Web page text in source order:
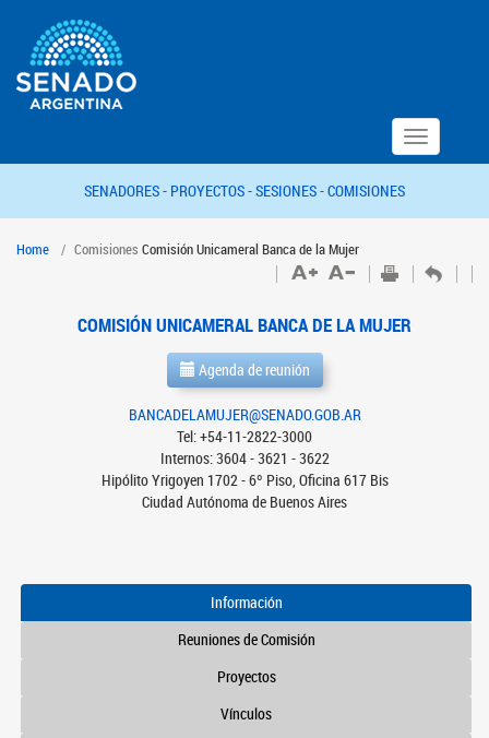
Toggle
navigation
SENADORES - PROYECTOS -SESIONES -COMISIONES
Home Comisiones Comisión Unicameral Banca de la Mujer
COMISIÓN UNICAMERAL BANCA DE LA MUJER
Agenda de reunión
BANCADELAMUJER@SENADO.GOB.AR
Tel: +54-11-2822-3000
Internos: 3604 - 3621 - 3622
Hipólito Yrigoyen 1702 - 6º Piso, Oficina 617 Bis
Ciudad Autónoma de Buenos Aires
Información
Reuniones de Comisión
Proyectos
Vínculos